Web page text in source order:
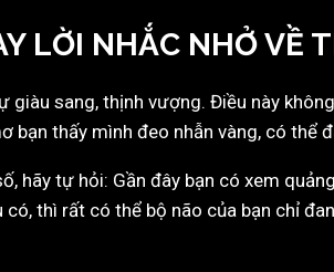
LỜI NHẮC NHỞ VỀ
sang, thịnh vượng. Điều này
thấy mình đeo nhẫn vàng, có thể
hãy tự hỏi: Gần đây bạn có xem
thì rất có thể bộ não của bạn chỉ